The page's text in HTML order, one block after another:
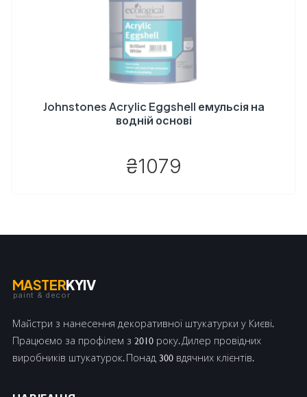
Johnstones Acrylic Eggshell емульсія на
водній основі
₴1079
MASTERKYIV
paint & decor
Майстри з нанесення декоративної штукатурки у Києві.
Працюємо за профілем з 2010 року. Дилер провідних
виробників штукатурок. Понад 300 вдячних клієнтів.